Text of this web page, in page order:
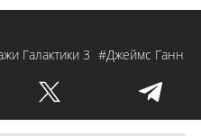
Галактики 3 #Джеймс Ганн